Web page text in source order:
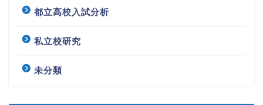
都立高校入試分析
私立校研究
未分類